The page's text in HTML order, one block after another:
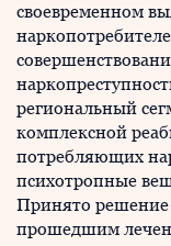
своевременном
региональный
комплексной
потребляющих
психотропные
Принято решение
прошедшим